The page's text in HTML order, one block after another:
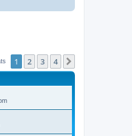
1 2 3 4